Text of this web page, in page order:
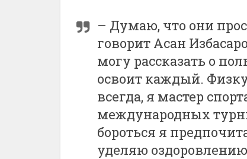
– Думаю, что они
говорит Асан
могу рассказать о
освоит каждый.
всегда, я мастер
международных
бороться я
уделяю